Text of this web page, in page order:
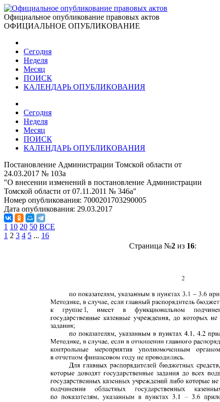
Официальное опубликование правовых актов
ОФИЦИАЛЬНОЕ ОПУБЛИКОВАНИЕ
Сегодня
Неделя
Месяц
ПОИСК
КАЛЕНДАРЬ ОПУБЛИКОВАНИЯ
Сегодня
Неделя
Месяц
ПОИСК
КАЛЕНДАРЬ ОПУБЛИКОВАНИЯ
Постановление Администрации Томской области от
24.03.2017 № 103а
"О внесении изменений в постановление Администрации
Томской области от 07.11.2011 № 346а"
Номер опубликования: 7000201703290005
Дата опубликования: 29.03.2017
1 10 20 50 ВСЕ
1 2 3 4 5 ... 16
Страница №2из 16: